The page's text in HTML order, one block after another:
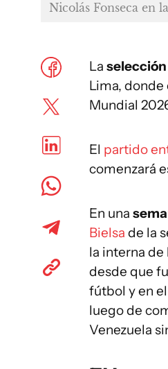
Nicolás Fonseca en
La
Lima, donde
Mundial
El partido
comenzará
En una
Bielsa de la
la interna de
desde que
fútbol y en
luego de
Venezuela